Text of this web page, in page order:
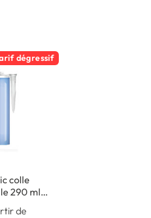
dégressif
colle
290 ml -
de